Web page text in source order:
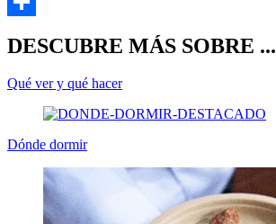
DESCUBRE MÁS SOBRE ...
Qué ver y qué hacer
Dónde dormir